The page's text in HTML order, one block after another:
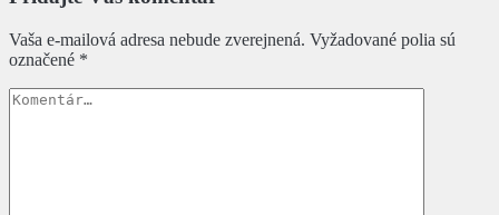
Vaša e-mailová adresa nebude zverejnená. Vyžadované polia sú
označené *